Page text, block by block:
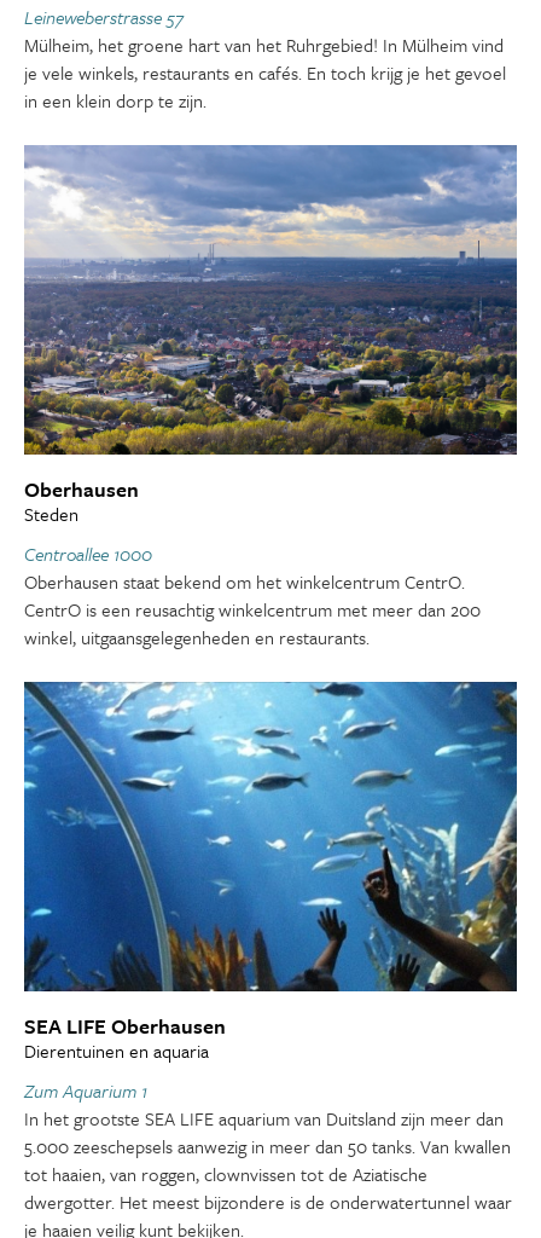
Leineweberstrasse 57
Mülheim, het groene hart van het Ruhrgebied! In Mülheim vind
je vele winkels, restaurants en cafés. En toch krijg je het gevoel
in een klein dorp te zijn.
Oberhausen
Steden
Centroallee 1000
Oberhausen staat bekend om het winkelcentrum CentrO.
CentrO is een reusachtig winkelcentrum met meer dan 200
winkel, uitgaansgelegenheden en restaurants.
SEA LIFE Oberhausen
Dierentuinen en aquaria
Zum Aquarium 1
In het grootste SEA LIFE aquarium van Duitsland zijn meer dan
5.000 zeeschepsels aanwezig in meer dan 50 tanks. Van kwallen
tot haaien, van roggen, clownvissen tot de Aziatische
dwergotter. Het meest bijzondere is de onderwatertunnel waar
je haaien veilig kunt bekijken.